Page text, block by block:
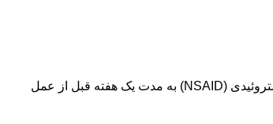
پیش از موعد با دکتر ملاقات خواهید کرد تا بفهمید چه انتظاری دارید. ممکن است مجبور باشید از مصرف آسپرین (بوفرین) و سایر داروهای ضد التهاب غیراستروئیدی (NSAID) به مدت یک هفته قبل از عمل